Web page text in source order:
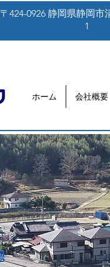
〒424-0926 静岡県静岡市
1
ホーム 会社概要